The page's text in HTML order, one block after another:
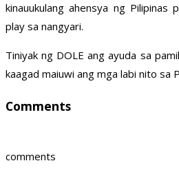
kinauukulang ahensya ng Pilipinas
play sa nangyari.
Tiniyak ng DOLE ang ayuda sa
kaagad maiuwi ang mga labi nito sa
Comments
comments